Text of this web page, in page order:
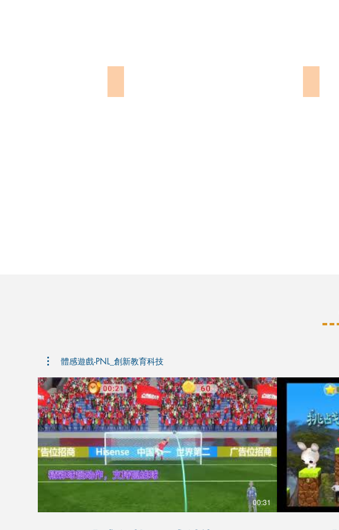
體感遊戲-PNL_創新教育科技
00:31